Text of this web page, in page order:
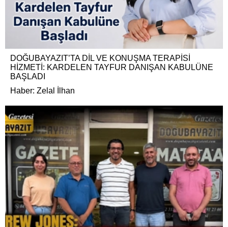
DOĞUBAYAZIT’TA DİL VE KONUŞMA TERAPİSİ
HİZMETİ: KARDELEN TAYFUR DANIŞAN KABULÜNE
BAŞLADI
Haber: Zelal İlhan